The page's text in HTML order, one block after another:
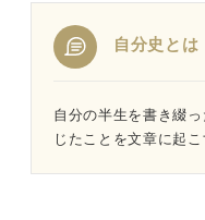
自分史とは
自分の半生を書き綴
じたことを文章に起こ